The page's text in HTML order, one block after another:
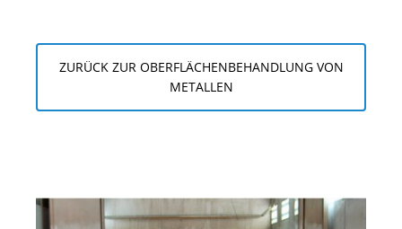
ZURÜCK ZUR OBERFLÄCHENBEHANDLUNG VON
METALLEN